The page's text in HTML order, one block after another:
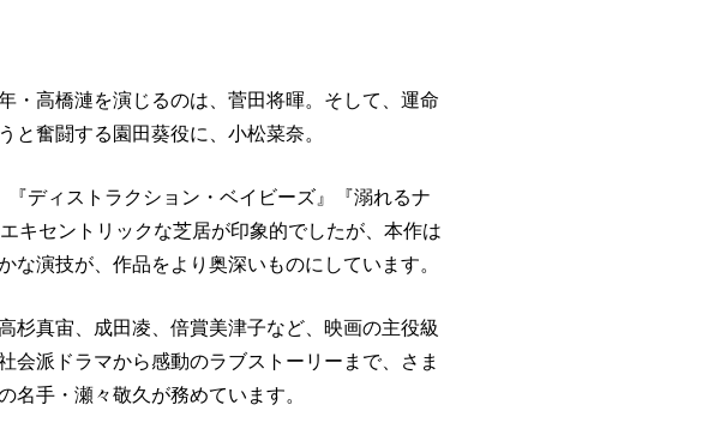
・高橋漣を演じるのは、菅田将暉。そして、運命
と奮闘する園田葵役に、小松菜奈。
ディストラクション・ベイビーズ』『溺れるナ
キセントリックな芝居が印象的でしたが、本作は
演技が、作品をより奥深いものにしています。
杉真宙、成田凌、倍賞美津子など、映画の主役級
会派ドラマから感動のラブストーリーまで、さま
名手・瀬々敬久が務めています。